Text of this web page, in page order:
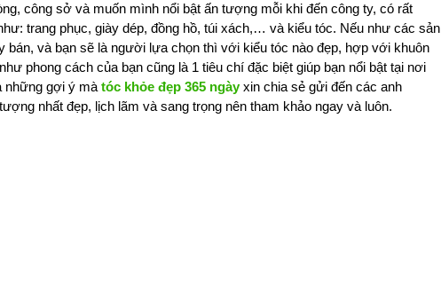
công sở và muốn mình nổi bật ấn tượng mỗi khi đến công ty, có rất
trang phục, giày dép, đồng hồ, túi xách,… và kiểu tóc. Nếu như các sản
bán, và bạn sẽ là người lựa chọn thì với kiểu tóc nào đẹp, hợp với khuôn
phong cách của bạn cũng là 1 tiêu chí đặc biệt giúp bạn nổi bật tại nơi
những gợi ý mà tóc khỏe đẹp 365 ngàyxin chia sẻ gửi đến các anh
nhất đẹp, lịch lãm và sang trọng nên tham khảo ngay và luôn.